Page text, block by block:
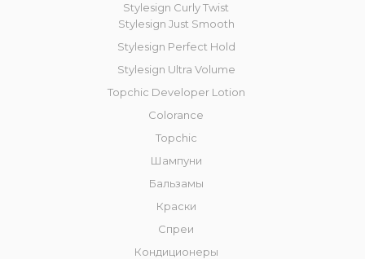
Stylesign Curly Twist
Stylesign Just Smooth
Stylesign Perfect Hold
Stylesign Ultra Volume
Topchic Developer Lotion
Colorance
Topchic
Шампуни
Бальзамы
Краски
Спреи
Кондиционеры